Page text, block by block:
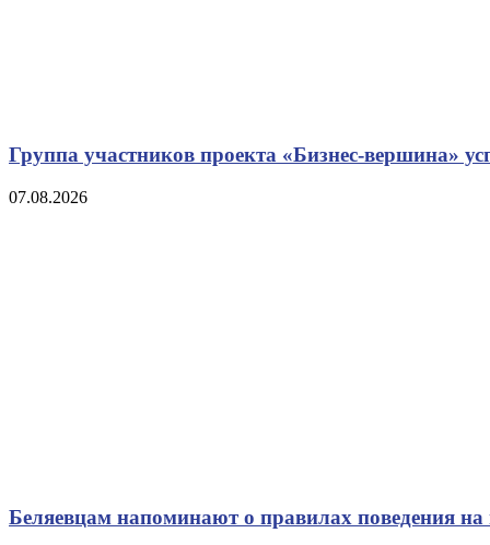
Группа участников проекта «Бизнес‑вершина»
07.08.2026
Беляевцам напоминают о правилах поведения на